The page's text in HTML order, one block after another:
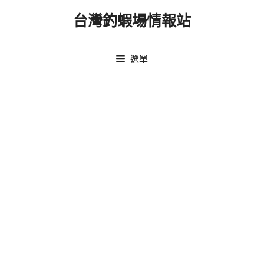
台灣釣蝦場情報站
選單